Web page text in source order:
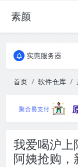
素颜全国免费包邮流
实惠服务器
实惠服务器
首页 软件仓库
我爱喝沪上
阿姨抢购